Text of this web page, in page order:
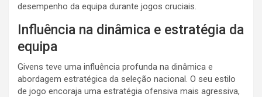
desempenho da equipa durante jogos cruciais.
Influência na dinâmica e estratégia da
equipa
Givens teve uma influência profunda na dinâmica e
abordagem estratégica da seleção nacional. O seu estilo
de jogo encoraja uma estratégia ofensiva mais agressiva,